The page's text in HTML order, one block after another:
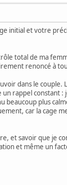
initial et votre
total de ma
renoncé à
dans le couple.
rappel constant :
beaucoup plus
car la cage
et savoir que je
et même un